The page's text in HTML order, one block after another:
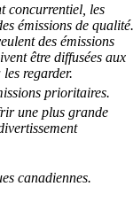
concurrentiel, les
émissions de qualité.
des émissions
être diffusées aux
regarder.
prioritaires.
une plus grande
canadiennes.